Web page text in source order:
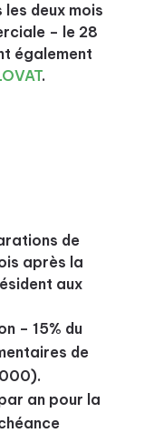
les deux mois
– le 28
également
.
de
après la
aux
– 15% du
de
an pour la